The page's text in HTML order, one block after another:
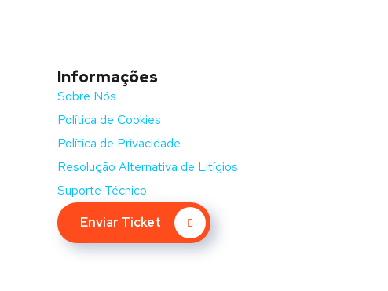
Informações
Sobre Nós
Política de Cookies
Política de Privacidade
Resolução Alternativa de Litígios
Suporte Técnico
Enviar Ticket